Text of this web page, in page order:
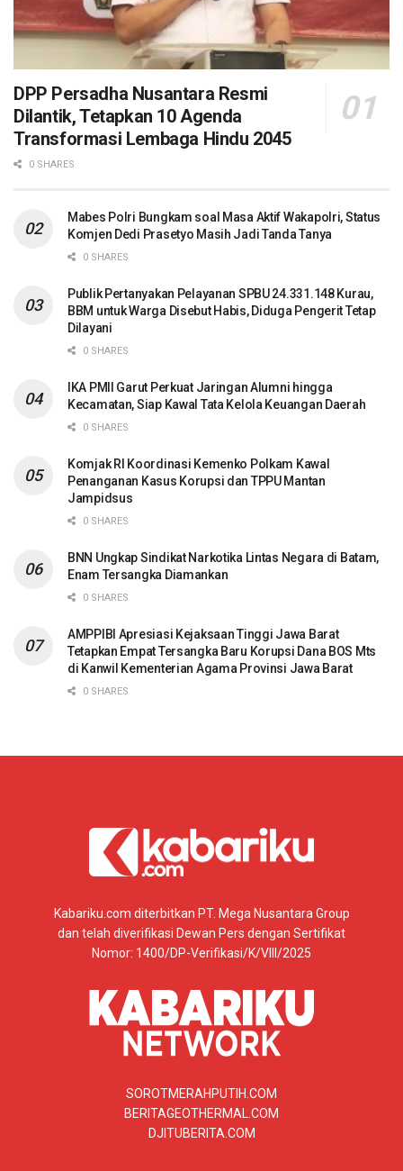
DPP Persadha Nusantara Resmi
Dilantik, Tetapkan 10 Agenda
Transformasi Lembaga Hindu 2045
0 SHARES
Mabes Polri Bungkam soal Masa Aktif Wakapolri, Status
Komjen Dedi Prasetyo Masih Jadi Tanda Tanya
0 SHARES
Publik Pertanyakan Pelayanan SPBU 24.331.148 Kurau,
BBM untuk Warga Disebut Habis, Diduga Pengerit Tetap
Dilayani
0 SHARES
IKA PMII Garut Perkuat Jaringan Alumni hingga
Kecamatan, Siap Kawal Tata Kelola Keuangan Daerah
0 SHARES
Komjak RI Koordinasi Kemenko Polkam Kawal
Penanganan Kasus Korupsi dan TPPU Mantan
Jampidsus
0 SHARES
BNN Ungkap Sindikat Narkotika Lintas Negara di Batam,
Enam Tersangka Diamankan
0 SHARES
AMPPIBI Apresiasi Kejaksaan Tinggi Jawa Barat
Tetapkan Empat Tersangka Baru Korupsi Dana BOS Mts
di Kanwil Kementerian Agama Provinsi Jawa Barat
0 SHARES
Kabariku.com diterbitkan PT. Mega Nusantara Group
dan telah diverifikasi Dewan Pers dengan Sertifikat
Nomor: 1400/DP-Verifikasi/K/VIII/2025
SOROTMERAHPUTIH.COM
BERITAGEOTHERMAL.COM
DJITUBERITA.COM